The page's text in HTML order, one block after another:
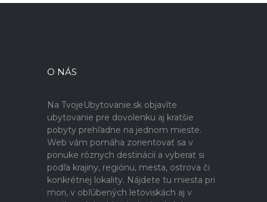
O NÁS
Na TvojeUbytovanie.sk objavíte
ubytovanie pre dovolenku aj kratšie
pobyty prehľadne na jednom mieste.
Web vám pomáha zorientovať sa v
ponuke rôznych destinácií a vyberať si
podľa krajiny, regiónu, mesta, ostrova či
konkrétnej lokality. Nájdete tu miesta pri
mori, v obľúbených letoviskách aj v